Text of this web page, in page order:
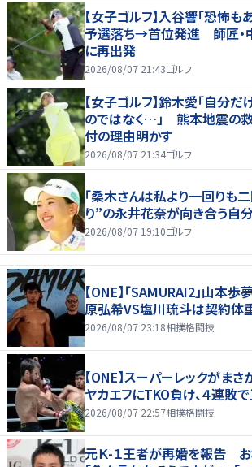
【女子ゴルフ】入谷響「恐怖
予選落ち→首位発進 師匠・
に再出発
2026/08/07 21:43ゴルフ
【女子ゴルフ】鈴木愛「自分
のではなく…」 熊本地震の救
付の理由明かす
2026/08/07 21:34ゴルフ
「桑木さんは私より一回りも
り”の永井花奈が向き合う自
2026/08/07 19:10ゴルフ
【ONE】「SAMURAI2」山本
原弘希VS塩川琉斗は契約体
2026/08/07 23:18相撲格闘技
【ONE】スーパーレックがま
ヤカエフにTKO負け、４連敗
2026/08/07 22:57相撲格闘技
元Ｋ-１王者が再婚を報告 お